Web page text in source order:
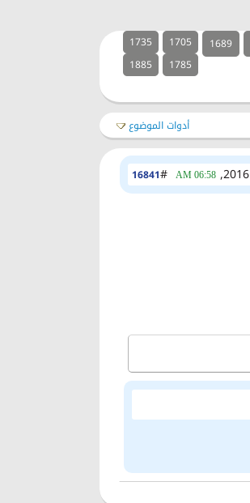
1689
1705
1735
1785
1885
أدوات الموضوع
16841# 06:58 AM